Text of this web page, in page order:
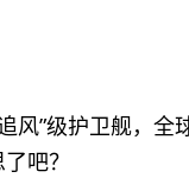
风”级护卫舰，全
吧？